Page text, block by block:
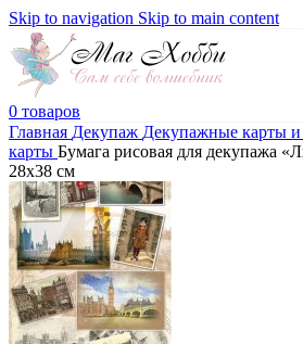
Skip to navigation Skip to main content
0 товаров
Главная Декупаж Декупажные карты и
карты Бумага рисовая для декупажа
28х38 см